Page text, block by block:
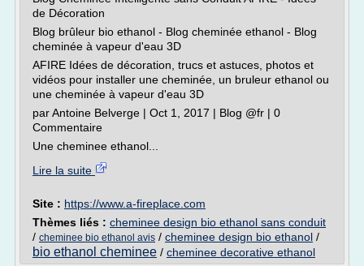
de Décoration
Blog brûleur bio ethanol - Blog cheminée ethanol - Blog
cheminée à vapeur d'eau 3D
AFIRE Idées de décoration, trucs et astuces, photos et
vidéos pour installer une cheminée, un bruleur ethanol ou
une cheminée à vapeur d'eau 3D
par Antoine Belverge | Oct 1, 2017 | Blog @fr | 0
Commentaire
Une cheminee ethanol...
Lire la suite
Site : https://www.a-fireplace.com
Thèmes liés : cheminee design bio ethanol sans conduit
/ cheminee bio ethanol avis / cheminee design bio ethanol /
bio ethanol cheminee / cheminee decorative ethanol